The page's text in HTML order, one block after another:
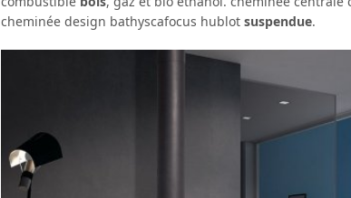
cheminée design bathyscafocus hublot suspendue.